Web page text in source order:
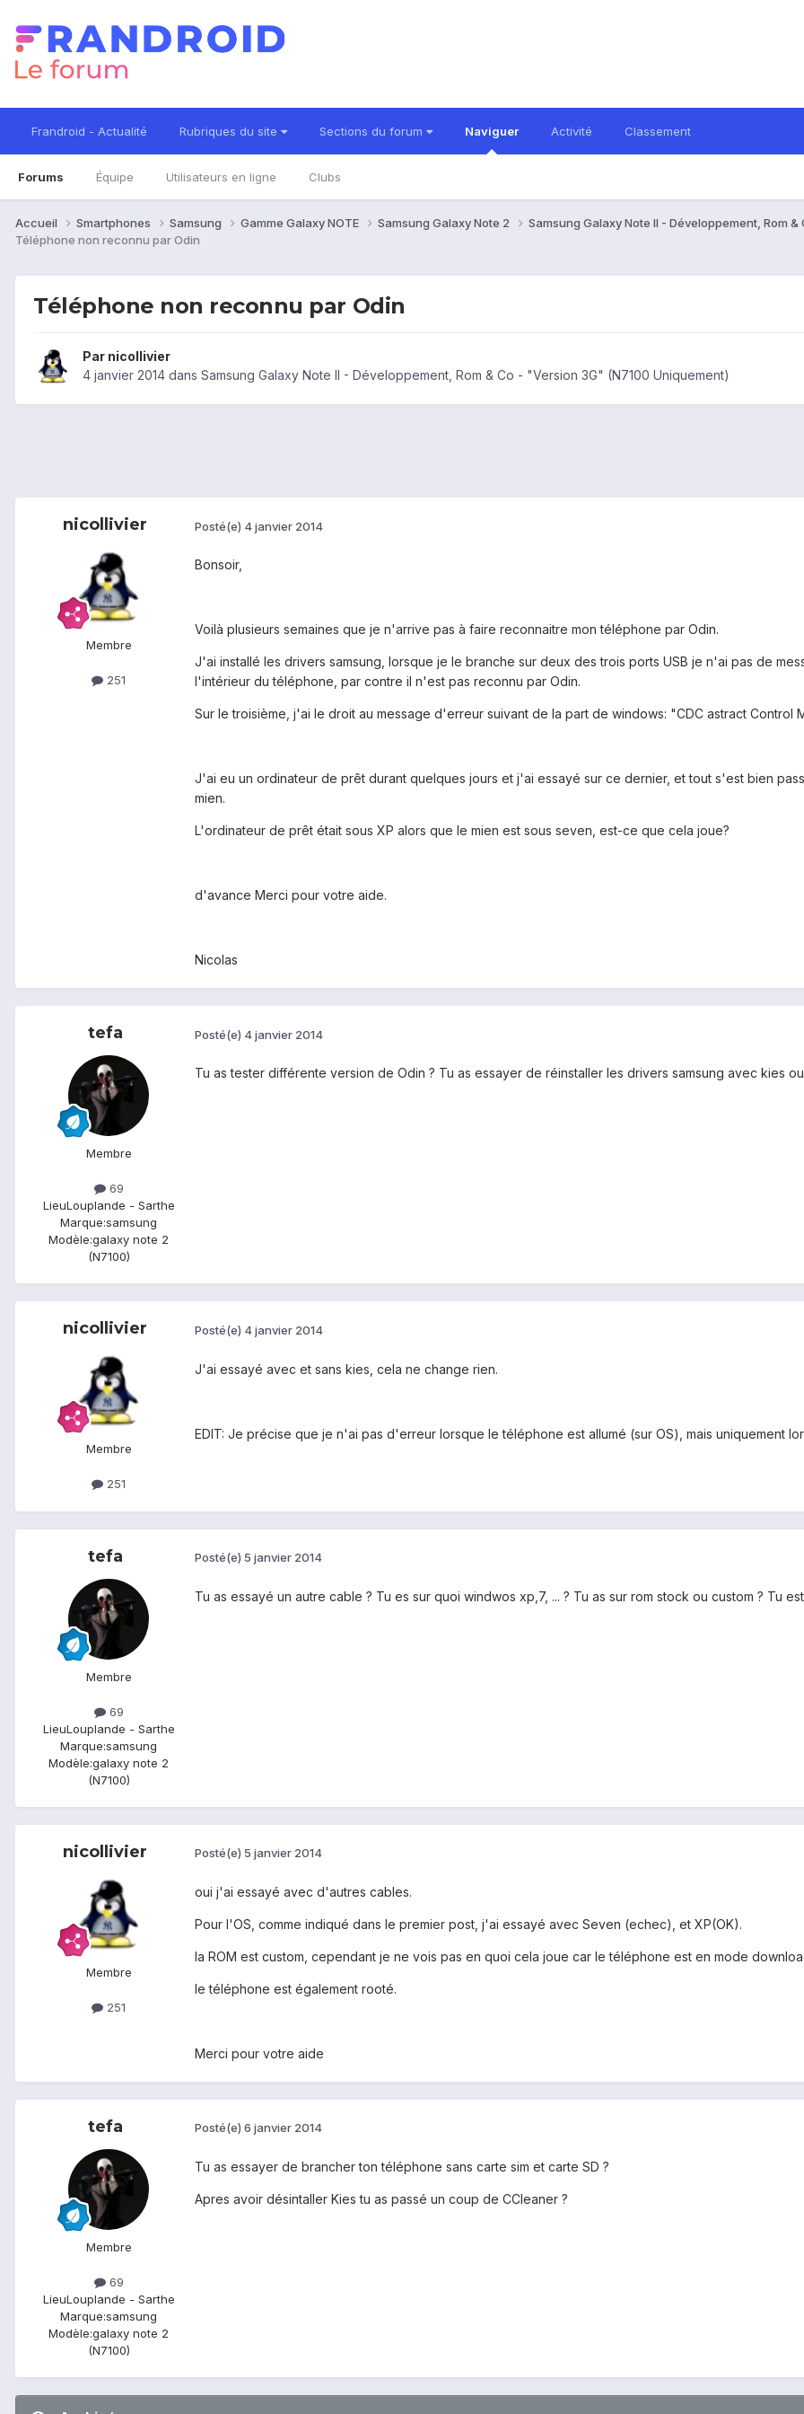
Frandroid - Actualité Rubriques du site Sections du forum Naviguer
Forums Équipe Utilisateurs en ligne Clubs
Activité Classement
Accueil Smartphones Samsung Gamme Galaxy NOTE Samsung Galaxy Note 2
Samsung Galaxy Note II - Développement, Rom
Téléphone non reconnu par Odin
Téléphone non reconnu par Odin
Par nicollivier
4 janvier 2014 dans Samsung Galaxy Note II - Développement, Rom & Co - "Version 3G" (N7100 Uniquement)
nicollivier
Membre
251
Posté(e) 4 janvier 2014
Bonsoir,
Voilà plusieurs semaines que je n'arrive pas à faire reconnaitre mon téléphone par Odin.
J'ai installé les drivers samsung, lorsque je le branche sur deux des trois ports USB je n'ai pas de
l'intérieur du téléphone, par contre il n'est pas reconnu par Odin.
Sur le troisième, j'ai le droit au message d'erreur suivant de la part de windows: "CDC astract
J'ai eu un ordinateur de prêt durant quelques jours et j'ai essayé sur ce dernier, et tout s'est bien
mien.
L'ordinateur de prêt était sous XP alors que le mien est sous seven, est-ce que cela joue?
d'avance Merci pour votre aide.
Nicolas
tefa
Membre
69
LieuLouplande - Sarthe
Marque:samsung
Modèle:galaxy note 2
(N7100)
Posté(e) 4 janvier 2014
Tu as tester différente version de Odin ? Tu as essayer de réinstaller les drivers samsung avec kies ou
nicollivier
Membre
251
Posté(e) 4 janvier 2014
J'ai essayé avec et sans kies, cela ne change rien.
EDIT: Je précise que je n'ai pas d'erreur lorsque le téléphone est allumé (sur OS), mais uniquement
tefa
Membre
69
LieuLouplande - Sarthe
Marque:samsung
Modèle:galaxy note 2
(N7100)
Posté(e) 5 janvier 2014
Tu as essayé un autre cable ? Tu es sur quoi windwos xp,7, ... ? Tu as sur rom stock ou custom ? Tu
nicollivier
Membre
251
Posté(e) 5 janvier 2014
oui j'ai essayé avec d'autres cables.
Pour l'OS, comme indiqué dans le premier post, j'ai essayé avec Seven (echec), et XP(OK).
la ROM est custom, cependant je ne vois pas en quoi cela joue car le téléphone est en mode
le téléphone est également rooté.
Merci pour votre aide
tefa
Membre
69
LieuLouplande - Sarthe
Marque:samsung
Modèle:galaxy note 2
(N7100)
Posté(e) 6 janvier 2014
Tu as essayer de brancher ton téléphone sans carte sim et carte SD ?
Apres avoir désintaller Kies tu as passé un coup de CCleaner ?